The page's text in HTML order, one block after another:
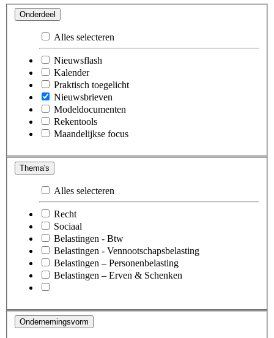
Onderdeel
Alles selecteren
Nieuwsflash
Kalender
Praktisch toegelicht
Nieuwsbrieven
Modeldocumenten
Rekentools
Maandelijkse focus
Thema's
Alles selecteren
Recht
Sociaal
Belastingen - Btw
Belastingen - Vennootschapsbelasting
Belastingen – Personenbelasting
Belastingen – Erven & Schenken
Ondernemingsvorm